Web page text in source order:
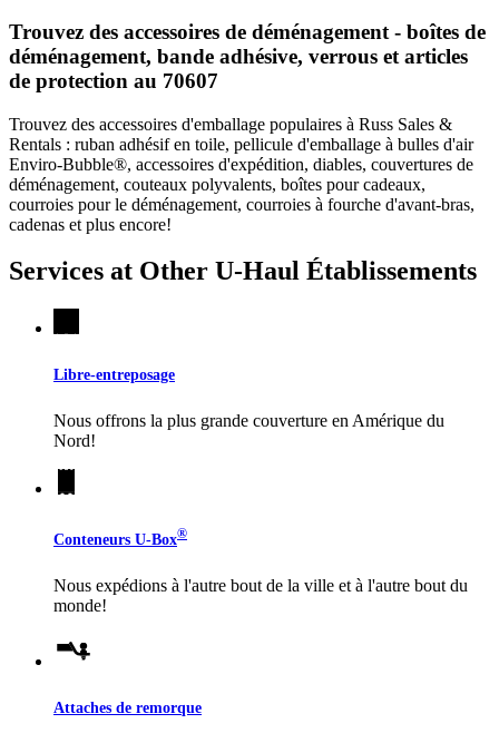
Trouvez des accessoires de déménagement - boîtes de
déménagement, bande adhésive, verrous et articles
de protection au 70607
Trouvez des accessoires d'emballage populaires à Russ Sales &
Rentals : ruban adhésif en toile, pellicule d'emballage à bulles d'air
Enviro-Bubble®, accessoires d'expédition, diables, couvertures de
déménagement, couteaux polyvalents, boîtes pour cadeaux,
courroies pour le déménagement, courroies à fourche d'avant-bras,
cadenas et plus encore!
Services at Other U-Haul Établissements
Libre-entreposage
Nous offrons la plus grande couverture en Amérique du
Nord!
Conteneurs U-Box®
Nous expédions à l'autre bout de la ville et à l'autre bout du
monde!
Attaches de remorque